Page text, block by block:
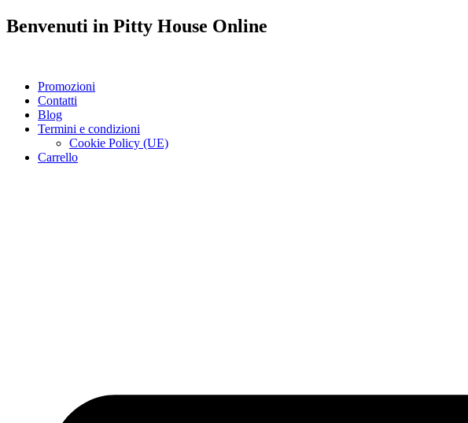
Benvenuti in Pitty House Online
Promozioni
Contatti
Blog
Termini e condizioni
Cookie Policy (UE)
Carrello